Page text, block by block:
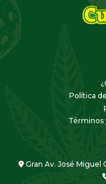
Política
Términos
Gran Av. José Miguel